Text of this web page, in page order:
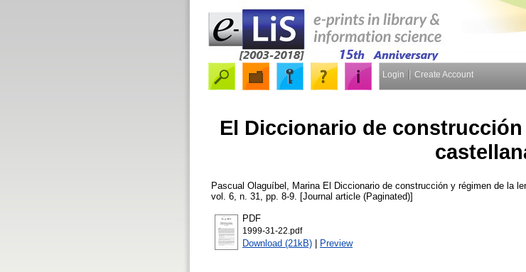
Login Create Account
El Diccionario de
Pascual Olaguíbel, Marina El Diccionario de construcción y régimen de la
vol. 6, n. 31, pp. 8-9. [Journal article (Paginated)]
PDF
1999-31-22.pdf
Download (21kB) | Preview